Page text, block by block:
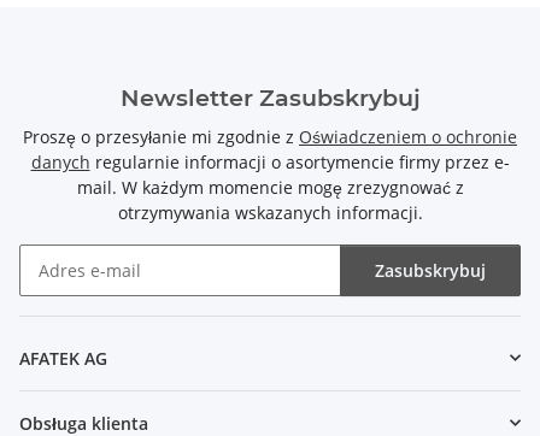
Newsletter Zasubskrybuj
Proszę o przesyłanie mi zgodnie z Oświadczeniem o ochronie
danych regularnie informacji o asortymencie firmy przez e-
mail. W każdym momencie mogę zrezygnować z
otrzymywania wskazanych informacji.
Zasubskrybuj
AFATEK AG
Obsługa klienta